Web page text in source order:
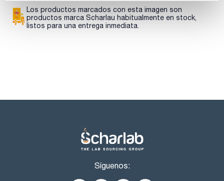
- Frases P-GHS: P210 - P303+P361+P353 - P305+P351+P338
- P370+P378 - P405 - P501a
- Partida arancelaria: 2924 19 00 90
Los productos marcados con esta imagen son
productos marca Scharlau habitualmente en stock,
listos para una entrega inmediata.
Síguenos: